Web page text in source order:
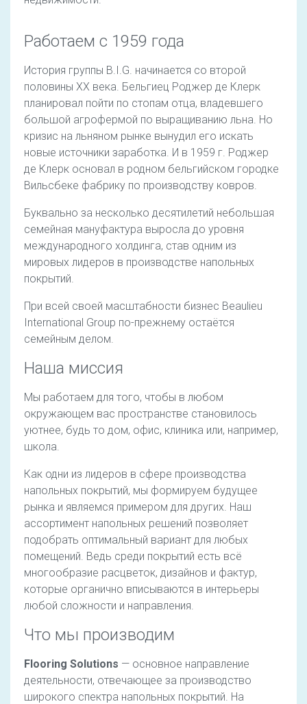
Работаем с 1959 года
История группы B.I.G. начинается со второй
половины ХХ века. Бельгиец Роджер де Клерк
планировал пойти по стопам отца, владевшего
большой агрофермой по выращиванию льна. Но
кризис на льняном рынке вынудил его искать
новые источники заработка. И в 1959 г. Роджер
де Клерк основал в родном бельгийском городке
Вильсбеке фабрику по производству ковров.
Буквально за несколько десятилетий небольшая
семейная мануфактура выросла до уровня
международного холдинга, став одним из
мировых лидеров в производстве напольных
покрытий.
При всей своей масштабности бизнес Beaulieu
International Group по-прежнему остаётся
семейным делом.
Наша миссия
Мы работаем для того, чтобы в любом
окружающем вас пространстве становилось
уютнее, будь то дом, офис, клиника или, например,
школа.
Как одни из лидеров в сфере производства
напольных покрытий, мы формируем будущее
рынка и являемся примером для других. Наш
ассортимент напольных решений позволяет
подобрать оптимальный вариант для любых
помещений. Ведь среди покрытий есть всё
многообразие расцветок, дизайнов и фактур,
которые органично вписываются в интерьеры
любой сложности и направления.
Что мы производим
Flooring Solutions — основное направление
деятельности, отвечающее за производство
широкого спектра напольных покрытий. На